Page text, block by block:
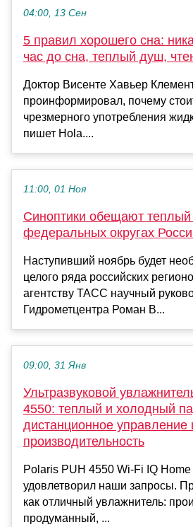
04:00, 13 Сен
5 правил хорошего сна:
час до сна, теплый душ,
Доктор Висенте Хавьер
проинформировал, почему
чрезмерного употребления
пишет Hola....
11:00, 01 Ноя
Синоптики обещают
федеральных округах
Наступивший ноябрь будет
целого ряда российских
агентству ТАСС научный
Гидрометцентра Роман В...
09:00, 31 Янв
Ультразвуковой
4550: теплый и холодный
дистанционное управление
производительность
Polaris PUH 4550 Wi-Fi IQ
удовлетворил наши запросы.
как отличный увлажнитель:
продуманный, ...